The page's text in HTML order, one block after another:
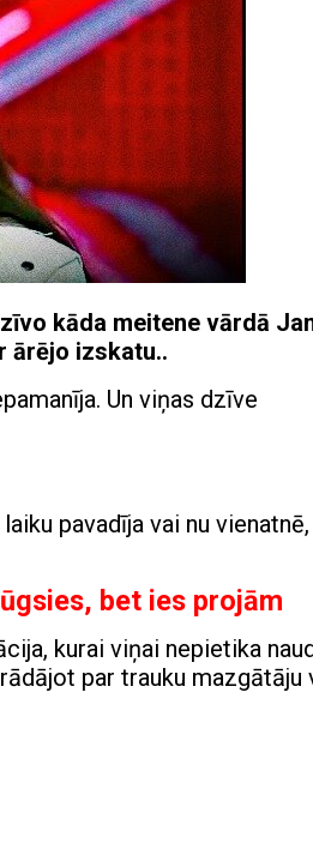
kāda meitene vārdā
ārējo izskatu..
Un viņas dzīve
pavadīja vai nu
bet ies projām
kurai viņai nepietika
par trauku mazgātāju